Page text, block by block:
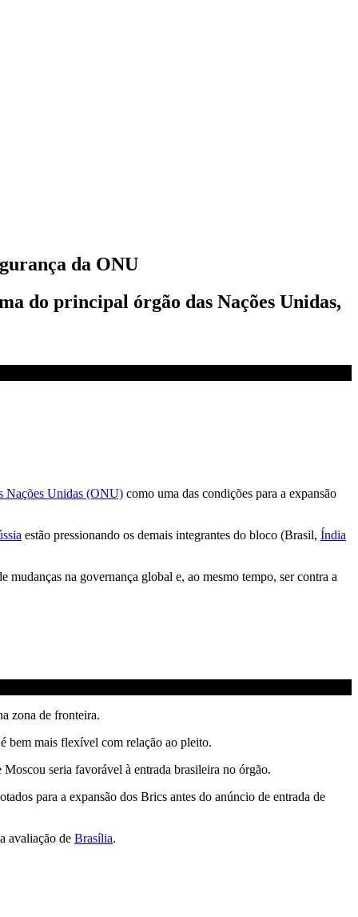
da ONU
do principal órgão das Nações Unidas,
Nações Unidas (ONU) como uma das condições para a expansão
estão pressionando os demais integrantes do bloco (Brasil, Índia
na governança global e, ao mesmo tempo, ser contra a
zona de fronteira.
bem mais flexível com relação ao pleito.
seria favorável à entrada brasileira no órgão.
para a expansão dos Brics antes do anúncio de entrada de
avaliação de Brasília.